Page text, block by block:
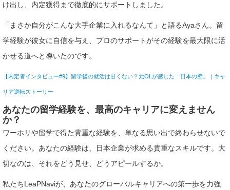
け出し、内定獲得まで徹底的にサポートしました。
「まさか自分がこんな大手企業に入れるなんて」と語るAyaさん。留
学経験が彼女に自信を与え、プロのサポートがその経験を最大限に活
かせる道へと導いたのです。
【内定者インタビュー#9】留学後の就活は甘くない？元OLが感じた「日本の壁」｜キャ
リア逆転ストーリー
あなたの留学経験を、最高のキャリアに変えません
か？
ワーホリや留学で得た貴重な経験を、単なる思い出で終わらせないで
ください。あなたの経験は、日本企業が求める貴重なスキルです。大
切なのは、それをどう見せ、どうアピールするか。
私たちLeaPNaviが、あなたのグローバルキャリアへの第一歩を力強